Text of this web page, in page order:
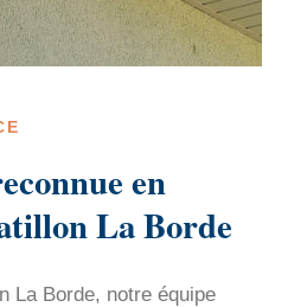
en
La Borde
La Borde, notre équipe